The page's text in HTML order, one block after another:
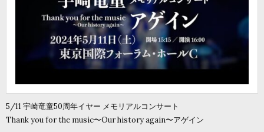
5/11 宇崎竜童50周年イヤー メモリアルコンサート
Thank you for the music〜Our history again〜アゲイン